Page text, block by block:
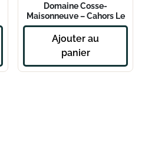
Domaine Cosse-
Maisonneuve – Cahors Le
Sid 2018
Ajouter au
panier